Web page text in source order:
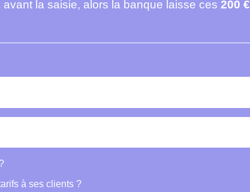
avant la saisie, alors la banque laisse ces 200 €
à ses clients ?